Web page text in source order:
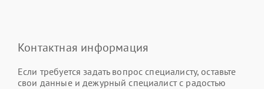
Контактная информация
Если требуется задать вопрос специалисту, оставьте
свои данные и дежурный специалист с радостью